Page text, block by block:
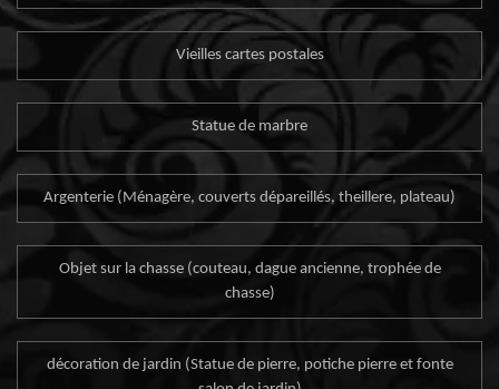
Vieilles cartes postales
Statue de marbre
Argenterie (Ménagère, couverts dépareillés, theillere, plateau)
Objet sur la chasse (couteau, dague ancienne, trophée de
chasse)
décoration de jardin (Statue de pierre, potiche pierre et fonte